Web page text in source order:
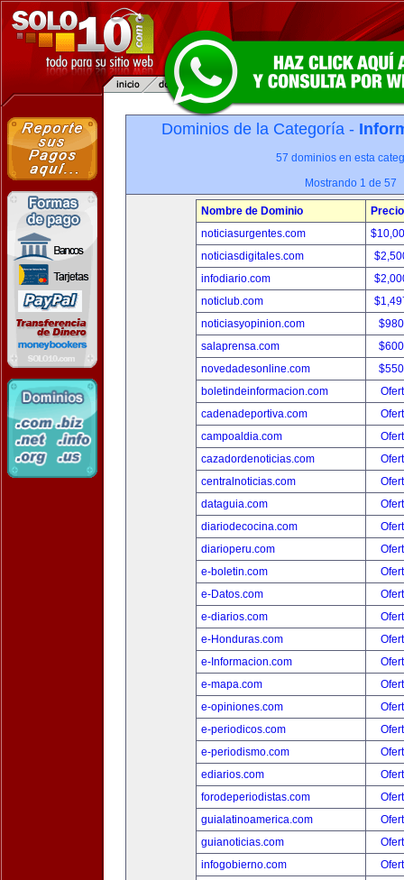
Dominios de la Categoría -
57 dominios en esta
Mostrando 1 de 57
Nombre de Dominio
Precio
noticiasurgentes.com
noticiasdigitales.com
infodiario.com
noticlub.com
noticiasyopinion.com
salaprensa.com
novedadesonline.com
boletindeinformacion.com
cadenadeportiva.com
campoaldia.com
cazadordenoticias.com
centralnoticias.com
dataguia.com
diariodecocina.com
diarioperu.com
e-boletin.com
e-Datos.com
e-diarios.com
e-Honduras.com
e-Informacion.com
e-mapa.com
e-opiniones.com
e-periodicos.com
e-periodismo.com
ediarios.com
forodeperiodistas.com
guialatinoamerica.com
guianoticias.com
infogobierno.com